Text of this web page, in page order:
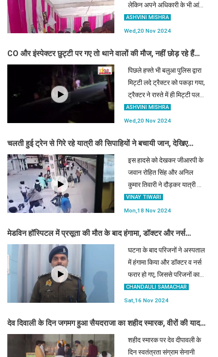
लेकिन अपने अधिकारी के भी आंखों
पर पर्दा डालकर उनके सामने
प्रस्तुतीकरण करा दिए।
ASHVINI MISHRA
Wed,20 Nov 2024
CO और इंस्पेक्टर छुट्टी पर गए तो थाने वालों की मौज, नहीं छोड़ रहे हैं
वसूली का एक भी मौका
पिछले हफ्ते भी बलुआ पुलिस द्वारा
मिट्टी लदे ट्रैक्टर को पकड़ा गया,
ट्रैक्टर ने रास्ते में ही मिट्टी पलट
दिया। फिर भी पुलिस ट्रैक्टर को
थाने में ले गई।
ASHVINI MISHRA
Wed,20 Nov 2024
चलती हुई ट्रेन से गिरे रहे यात्री की सिपाहियों ने बचायी जान, देखिए
डीडीयू जंक्शन का वीडियो
इस हादसे को देखकर जीआरपी के
जवान रोहित सिंह और अनिल
कुमार तिवारी ने दौड़कर यात्री की
जान बचाई फिर भीड़ व अफरा
तफरी को देखकर गार्ड के इशारे पर
VINAY TIWARI
Mon,18 Nov 2024
मेडविन हॉस्पिटल में प्रसूता की मौत के बाद हंगामा, डॉक्टर और नर्स
अस्पताल छोड़कर फरार
घटना के बाद परिजनों ने अस्पताल
में हंगामा किया और डॉक्टर व नर्स
फरार हो गए, जिससे परिजनों का
गुस्सा और अधिक भड़क गया।
काफी देर हंगामा के बाद पुलिस को
CHANDAULI SAMACHAR
Sat,16 Nov 2024
देव दिवाली के दिन जगमग हुआ सैयदराजा का शहीद स्मारक, वीरों की याद में
जले दीपक
शहीद स्मारक पर देव दीपावली के
दिन स्वतंत्रता संग्राम सेनानी